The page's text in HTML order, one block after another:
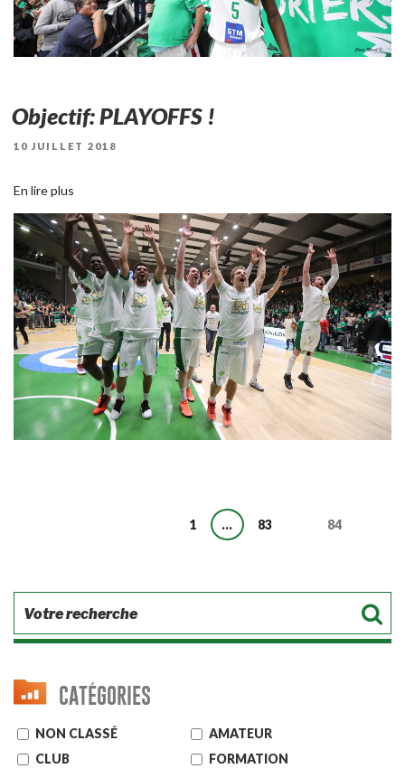
Objectif: PLAYOFFS !
PUBLIÉ
10 JUILLET 2018
En lire plus
Page
1 … Page
83 Page84
CATÉGORIES
NON CLASSÉ
AMATEUR
CLUB
FORMATION